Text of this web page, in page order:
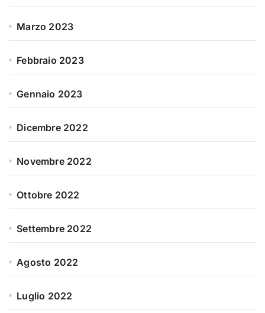
Marzo 2023
Febbraio 2023
Gennaio 2023
Dicembre 2022
Novembre 2022
Ottobre 2022
Settembre 2022
Agosto 2022
Luglio 2022